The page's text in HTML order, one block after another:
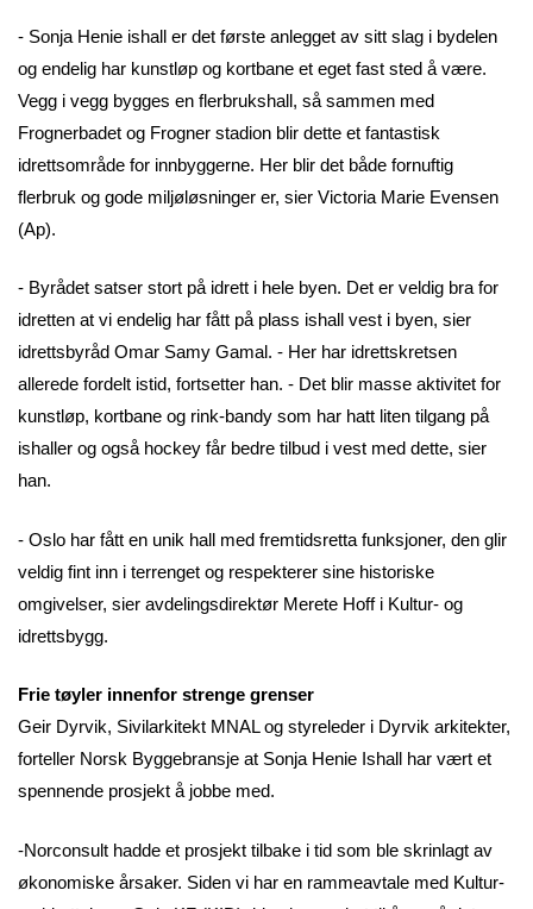
- Sonja Henie ishall er det første anlegget av sitt slag i bydelen
og endelig har kunstløp og kortbane et eget fast sted å være.
Vegg i vegg bygges en flerbrukshall, så sammen med
Frognerbadet og Frogner stadion blir dette et fantastisk
idrettsområde for innbyggerne. Her blir det både fornuftig
flerbruk og gode miljøløsninger er, sier Victoria Marie Evensen
(Ap).
- Byrådet satser stort på idrett i hele byen. Det er veldig bra for
idretten at vi endelig har fått på plass ishall vest i byen, sier
idrettsbyråd Omar Samy Gamal. - Her har idrettskretsen
allerede fordelt istid, fortsetter han. - Det blir masse aktivitet for
kunstløp, kortbane og rink-bandy som har hatt liten tilgang på
ishaller og også hockey får bedre tilbud i vest med dette, sier
han.
- Oslo har fått en unik hall med fremtidsretta funksjoner, den glir
veldig fint inn i terrenget og respekterer sine historiske
omgivelser, sier avdelingsdirektør Merete Hoff i Kultur- og
idrettsbygg.
Frie tøyler innenfor strenge grenser
Geir Dyrvik, Sivilarkitekt MNAL og styreleder i Dyrvik arkitekter,
forteller Norsk Byggebransje at Sonja Henie Ishall har vært et
spennende prosjekt å jobbe med.
-Norconsult hadde et prosjekt tilbake i tid som ble skrinlagt av
økonomiske årsaker. Siden vi har en rammeavtale med Kultur-